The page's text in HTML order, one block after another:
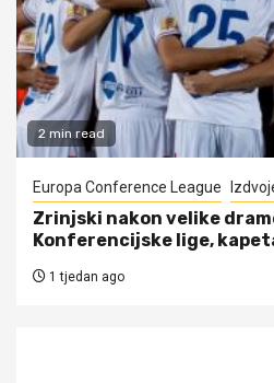
2 min read
Europa Conference League
Zrinjski nakon velike
Konferencijske lige,
1 tjedan ago